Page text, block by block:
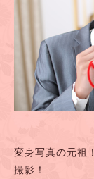
変身写真の元祖
撮影！